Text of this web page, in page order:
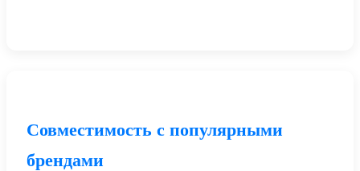
Совместимость с популярными
брендами